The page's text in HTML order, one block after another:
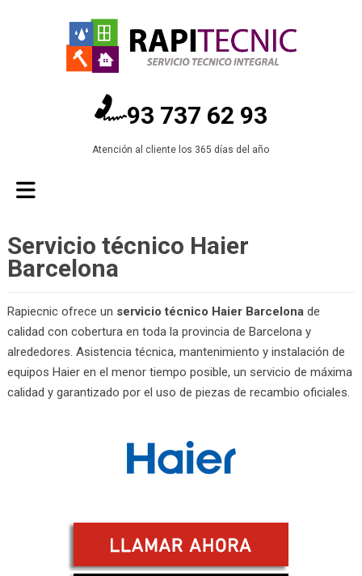
93 737 62 93
Atención al cliente los 365 días del año
Servicio técnico Haier
Barcelona
Rapiecnic ofrece un servicio técnico Haier Barcelonade
calidad con cobertura en toda la provincia de Barcelona y
alrededores. Asistencia técnica, mantenimiento y instalación de
equipos Haier en el menor tiempo posible, un servicio de máxima
calidad y garantizado por el uso de piezas de recambio oficiales.